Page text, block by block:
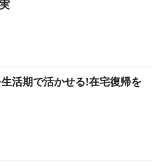
活期で活かせる!在宅復帰を